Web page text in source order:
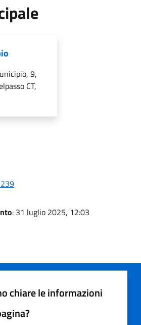
9,
CT,
: 31 luglio 2025, 12:03
chiare le informazioni